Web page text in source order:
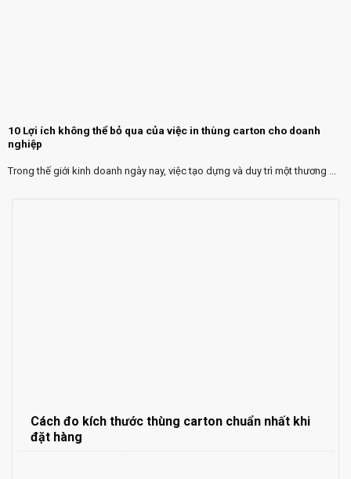
10 Lợi ích không thể bỏ qua của việc in thùng carton cho doanh
nghiệp
Trong thế giới kinh doanh ngày nay, việc tạo dựng và duy trì một thương ...
Cách đo kích thước thùng carton chuẩn nhất khi
đặt hàng